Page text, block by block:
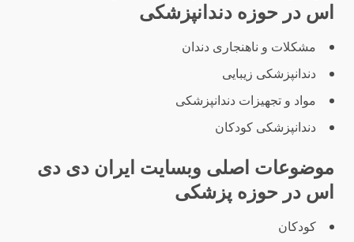
اس در حوزه دندانپزشکی
مشکلات و ناهنجاری دندان
دندانپزشکی زیبایی
مواد و تجهیزات دندانپزشکی
دندانپزشکی کودکان
موضوعات اصلی وبسایت ایران دی دی
اس در حوزه پزشکی
کودکان